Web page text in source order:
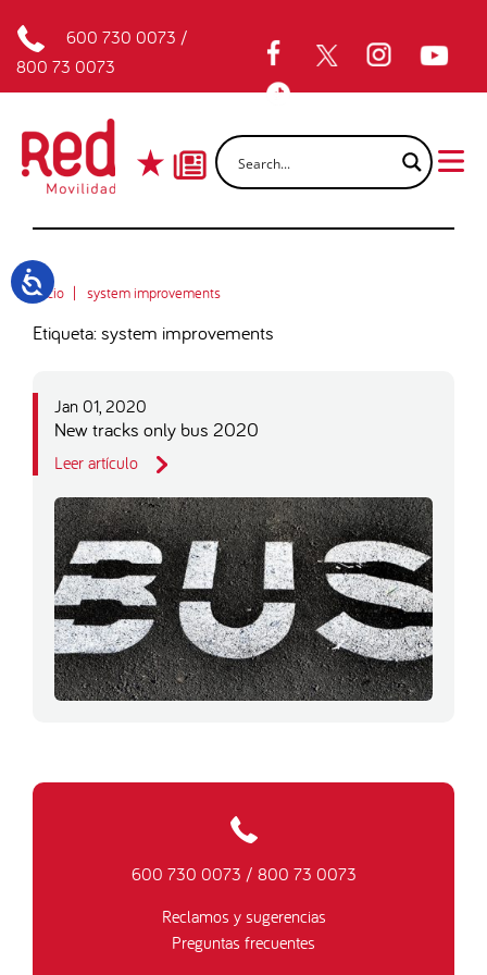
600 730 0073 /
800 73 0073
Inicio system improvements
Etiqueta: system improvements
Jan 01, 2020
New tracks only bus 2020
Leer artículo
600 730 0073 / 800 73 0073
Reclamos y sugerencias
Preguntas frecuentes